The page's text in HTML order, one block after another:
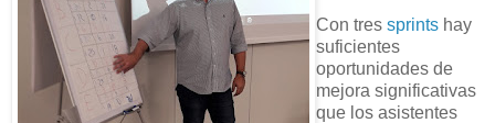
Con tres sprints hay
suficientes
oportunidades de
mejora significativas
que los asistentes